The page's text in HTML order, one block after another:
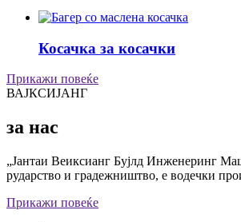
Косачка за косачки
Прикажи повеќе
ВАЈКСИЈАНГ
за нас
„Јантаи Веиксианг Бујлд Инженеринг
рударство и градежништво, е водечки
Прикажи повеќе